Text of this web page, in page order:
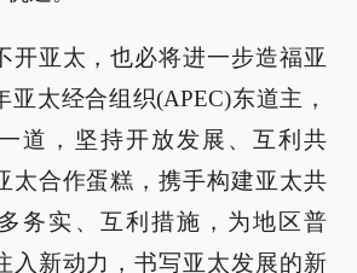
开亚太，也必将进一步造福亚
亚太经合组织(APEC)东道主，
道，坚持开放发展、互利共
太合作蛋糕，携手构建亚太共
务实、互利措施，为地区普
入新动力，书写亚太发展的新